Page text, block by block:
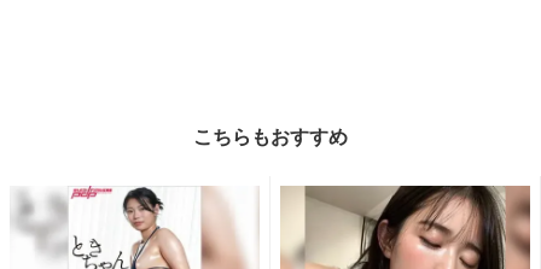
こちらもおすすめ